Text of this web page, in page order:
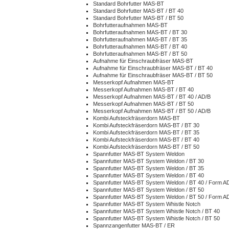
Standard Bohrfutter MAS-BT
Standard Bohrfutter MAS-BT / BT 40
Standard Bohrfutter MAS-BT / BT 50
Bohrfutteraufnahmen MAS-BT
Bohrfutteraufnahmen MAS-BT / BT 30
Bohrfutteraufnahmen MAS-BT / BT 35
Bohrfutteraufnahmen MAS-BT / BT 40
Bohrfutteraufnahmen MAS-BT / BT 50
Aufnahme für Einschraubfräser MAS-BT
Aufnahme für Einschraubfräser MAS-BT / BT 40
Aufnahme für Einschraubfräser MAS-BT / BT 50
Messerkopf Aufnahmen MAS-BT
Messerkopf Aufnahmen MAS-BT / BT 40
Messerkopf Aufnahmen MAS-BT / BT 40 / AD/B
Messerkopf Aufnahmen MAS-BT / BT 50
Messerkopf Aufnahmen MAS-BT / BT 50 / AD/B
Kombi Aufsteckfräserdorn MAS-BT
Kombi Aufsteckfräserdorn MAS-BT / BT 30
Kombi Aufsteckfräserdorn MAS-BT / BT 35
Kombi Aufsteckfräserdorn MAS-BT / BT 40
Kombi Aufsteckfräserdorn MAS-BT / BT 50
Spannfutter MAS-BT System Weldon
Spannfutter MAS-BT System Weldon / BT 30
Spannfutter MAS-BT System Weldon / BT 35
Spannfutter MAS-BT System Weldon / BT 40
Spannfutter MAS-BT System Weldon / BT 40 / Form
Spannfutter MAS-BT System Weldon / BT 50
Spannfutter MAS-BT System Weldon / BT 50 / Form
Spannfutter MAS-BT System Whistle Notch
Spannfutter MAS-BT System Whistle Notch / BT 40
Spannfutter MAS-BT System Whistle Notch / BT 50
Spannzangenfutter MAS-BT / ER